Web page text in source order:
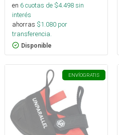
en 6cuotas de $4.498sin
interés
ahorras $1.080 por
transferencia.
Disponible
ENVÍOGRATIS